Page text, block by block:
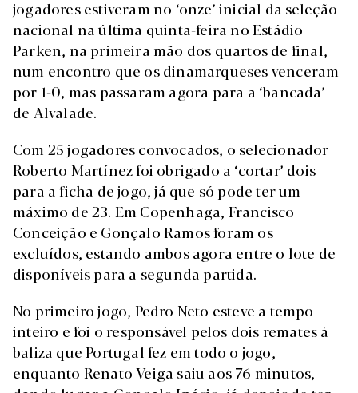
jogadores estiveram no ‘onze’ inicial da seleção
nacional na última quinta-feira no Estádio
Parken, na primeira mão dos quartos de final,
num encontro que os dinamarqueses venceram
por 1-0, mas passaram agora para a ‘bancada’
de Alvalade.
Com 25 jogadores convocados, o selecionador
Roberto Martínez foi obrigado a ‘cortar’ dois
para a ficha de jogo, já que só pode ter um
máximo de 23. Em Copenhaga, Francisco
Conceição e Gonçalo Ramos foram os
excluídos, estando ambos agora entre o lote de
disponíveis para a segunda partida.
No primeiro jogo, Pedro Neto esteve a tempo
inteiro e foi o responsável pelos dois remates à
baliza que Portugal fez em todo o jogo,
enquanto Renato Veiga saiu aos 76 minutos,